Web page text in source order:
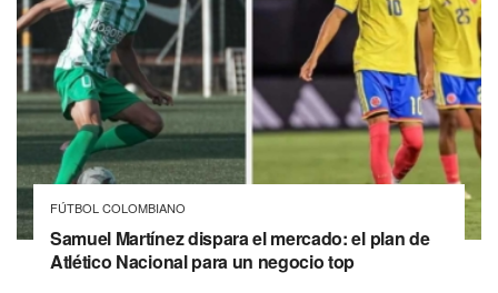
FÚTBOL COLOMBIANO
Samuel Martínez dispara el mercado: el plan de
Atlético Nacional para un negocio top